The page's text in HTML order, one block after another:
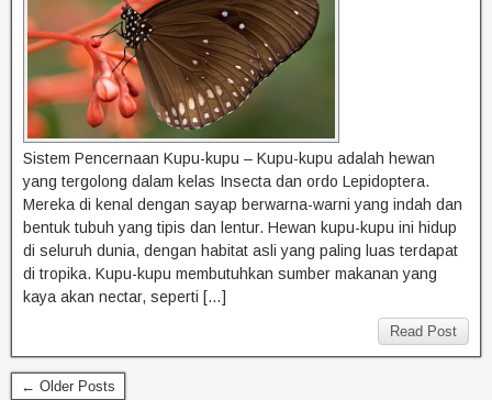
Sistem Pencernaan Kupu-kupu – Kupu-kupu adalah hewan
yang tergolong dalam kelas Insecta dan ordo Lepidoptera.
Mereka di kenal dengan sayap berwarna-warni yang indah dan
bentuk tubuh yang tipis dan lentur. Hewan kupu-kupu ini hidup
di seluruh dunia, dengan habitat asli yang paling luas terdapat
di tropika. Kupu-kupu membutuhkan sumber makanan yang
kaya akan nectar, seperti […]
Read Post
← Older Posts